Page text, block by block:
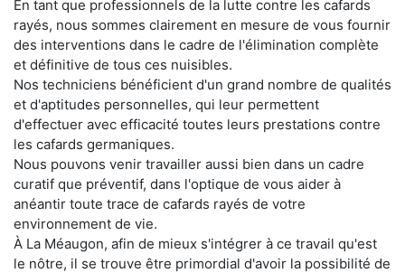
En tant que professionnels de la lutte contre les cafards
rayés, nous sommes clairement en mesure de vous fournir
des interventions dans le cadre de l'élimination complète
et définitive de tous ces nuisibles.
Nos techniciens bénéficient d'un grand nombre de qualités
et d'aptitudes personnelles, qui leur permettent
d'effectuer avec efficacité toutes leurs prestations contre
les cafards germaniques.
Nous pouvons venir travailler aussi bien dans un cadre
curatif que préventif, dans l'optique de vous aider à
anéantir toute trace de cafards rayés de votre
environnement de vie.
À La Méaugon, afin de mieux s'intégrer à ce travail qu'est
le nôtre, il se trouve être primordial d'avoir la possibilité de